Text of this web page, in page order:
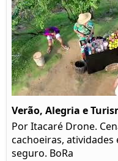
Verão, Alegria e
Por Itacaré Drone.
cachoeiras,
seguro. BoRa